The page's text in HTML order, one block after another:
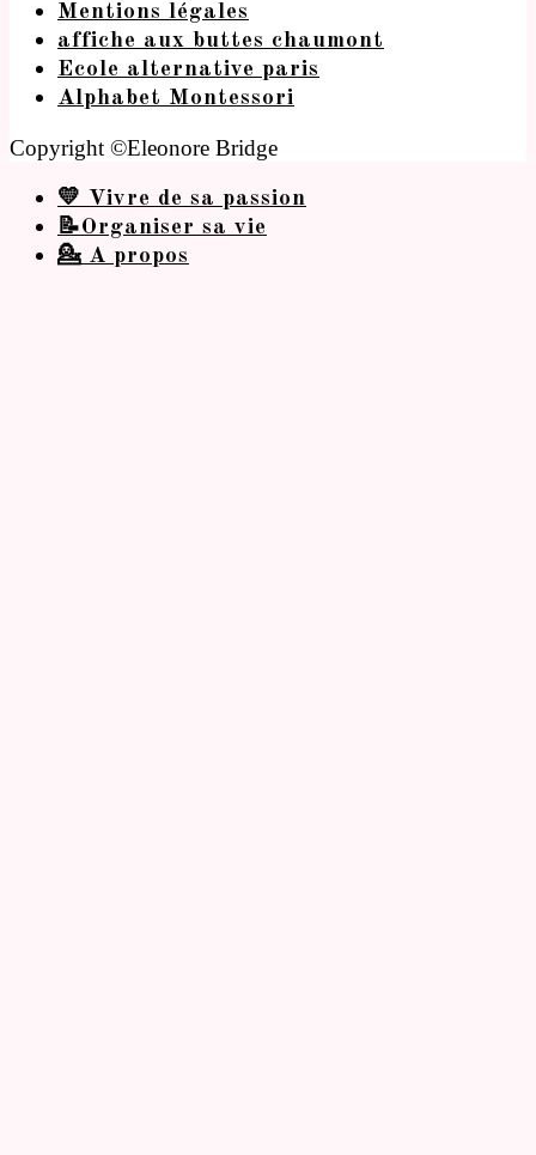
Mentions légales
affiche aux buttes chaumont
Ecole alternative paris
Alphabet Montessori
Copyright ©Eleonore Bridge
💛 Vivre de sa passion
📝Organiser sa vie
💁 A propos